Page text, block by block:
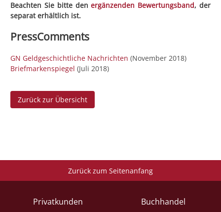
Beachten Sie bitte denergänzenden Bewertungsband, der
separat erhältlich ist.
PressComments
GN Geldgeschichtliche Nachrichten (November 2018)
Briefmarkenspiegel (Juli 2018)
Zurück zur Übersicht
Zurück zum Seitenanfang
Privatkunden Buchhandel